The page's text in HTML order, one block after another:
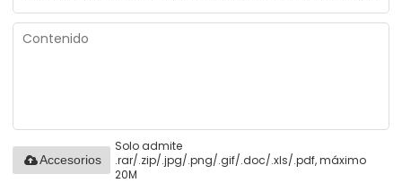
Solo admite
.rar/.zip/.jpg/.png/.gif/.doc/.xls/.pdf, máximo
20M
Accesorios